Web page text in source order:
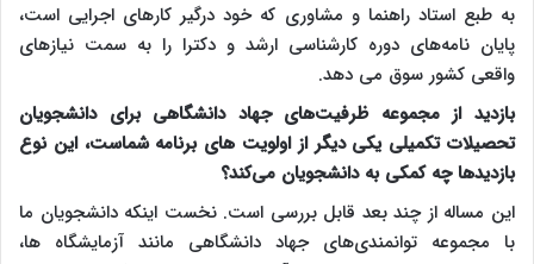
به طبع استاد راهنما و مشاوری که خود درگیر کارهای اجرایی است،
پایان نامه‌های دوره کارشناسی ارشد و دکترا را به سمت نیازهای
واقعی کشور سوق می دهد.
بازدید از مجموعه ظرفیت‌های جهاد دانشگاهی برای دانشجویان
تحصیلات تکمیلی یکی دیگر از اولویت های برنامه شماست، این نوع
بازدیدها چه کمکی به دانشجویان می‌کند؟
این مساله از چند بعد قابل بررسی است. نخست اینکه دانشجویان ما
با مجموعه توانمندی‌های جهاد دانشگاهی مانند آزمایشگاه ها،